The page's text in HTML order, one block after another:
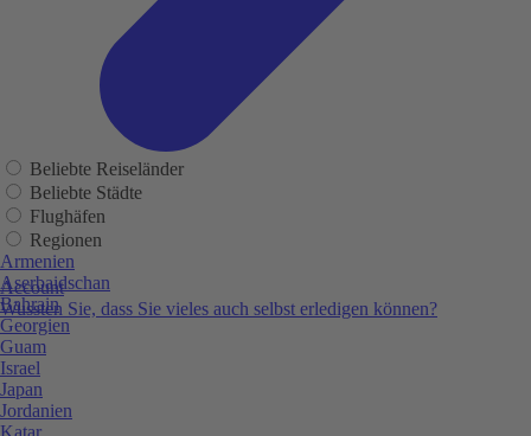
Account
Wussten Sie, dass Sie vieles auch selbst erledigen können?
Beliebte Reiseländer
Beliebte Städte
Flughäfen
Regionen
Armenien
Aserbaidschan
Bahrain
Georgien
Guam
Israel
Japan
Jordanien
Katar